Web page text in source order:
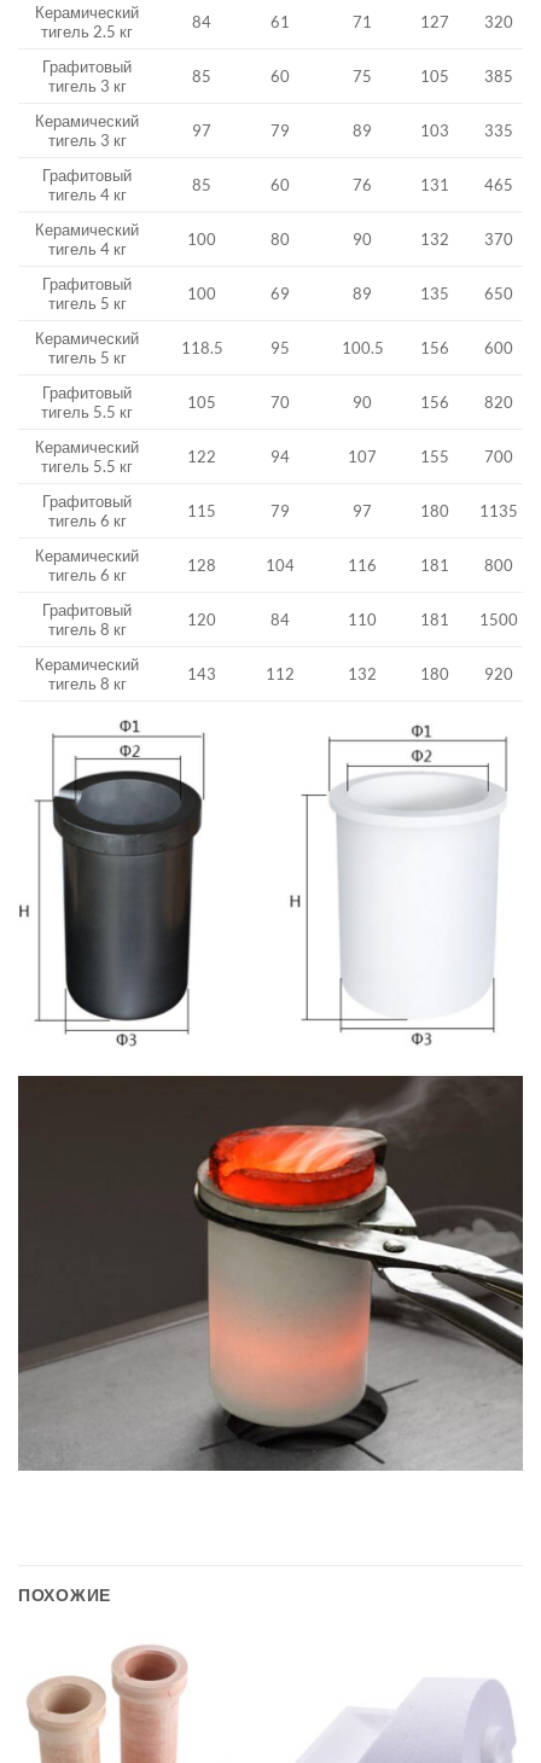
Керамический
тигель 2.5 кг
84 61 71 127 320
Графитовый
тигель 3 кг
85 60 75 105 385
Керамический
тигель 3 кг
97 79 89 103 335
Графитовый
тигель 4 кг
85 60 76 131 465
Керамический
тигель 4 кг
100 80 90 132 370
Графитовый
тигель 5 кг
100 69 89 135 650
Керамический
тигель 5 кг
118.5 95 100.5 156 600
Графитовый
тигель 5.5 кг
105 70 90 156 820
Керамический
тигель 5.5 кг
122 94 107 155 700
Графитовый
тигель 6 кг
115 79 97 180 1135
Керамический
тигель 6 кг
128 104 116 181 800
Графитовый
тигель 8 кг
120 84 110 181 1500
Керамический
тигель 8 кг
143 112 132 180 920
ПОХОЖИЕ